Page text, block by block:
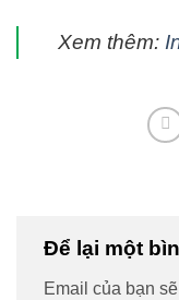
Xem thêm:
Để lại một
Email của bạn